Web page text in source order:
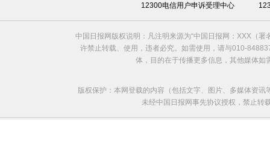
12300电信用户申诉受理中心
中国日报网版权说明：凡注明来源为“中国日报网：XXX（
许禁止转载、使用，违者必究。如需使用，请与010-
体，目的在于传播更多信息，其他媒体
版权保护：本网登载的内容（包括文字、图片、多媒体资
未经中国日报网事先协议授权，禁止转